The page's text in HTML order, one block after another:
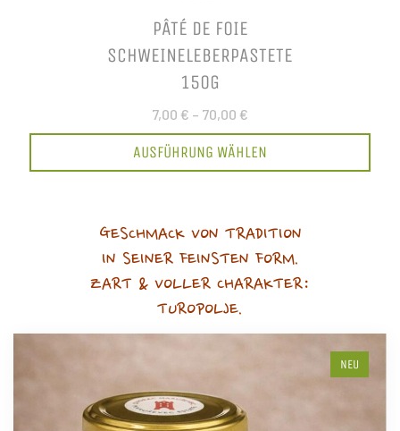
PÂTÉ DE FOIE
SCHWEINELEBERPASTETE
150G
7,00 € – 70,00 €
AUSFÜHRUNG WÄHLEN
GESCHMACK VON TRADITION
IN SEINER FEINSTEN FORM.
ZART & VOLLER CHARAKTER:
TUROPOLJE.
NEU